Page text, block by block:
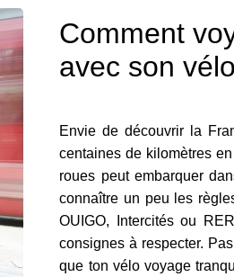
Comment
avec son
Envie de découvrir la
centaines de kilomètres
roues peut embarquer
connaître un peu les
OUIGO, Intercités ou
consignes à respecter.
que ton vélo voyage